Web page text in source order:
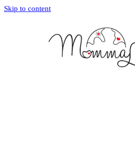
Skip to content